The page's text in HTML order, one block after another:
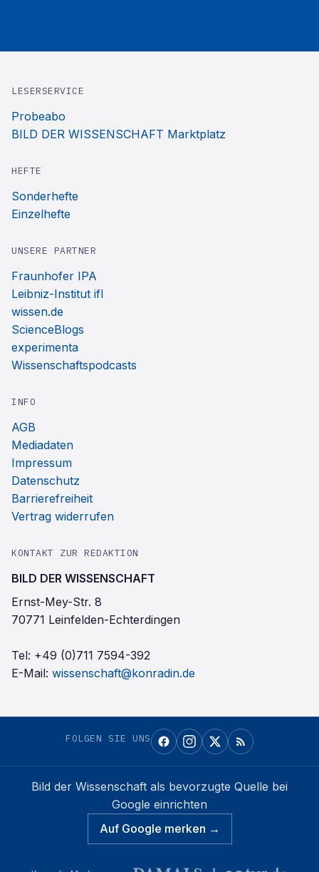
LESERSERVICE
Probeabo
BILD DER WISSENSCHAFT Marktplatz
HEFTE
Sonderhefte
Einzelhefte
UNSERE PARTNER
Fraunhofer IPA
Leibniz-Institut ifl
wissen.de
ScienceBlogs
experimenta
Wissenschaftspodcasts
INFO
AGB
Mediadaten
Impressum
Datenschutz
Barrierefreiheit
Vertrag widerrufen
KONTAKT ZUR REDAKTION
BILD DER WISSENSCHAFT
Ernst-Mey-Str. 8
70771 Leinfelden-Echterdingen
Tel: +49 (0)711 7594-392
E-Mail: wissenschaft@konradin.de
FOLGEN SIE UNS
Bild der Wissenschaft als bevorzugte Quelle bei
Google einrichten
Auf Google merken →